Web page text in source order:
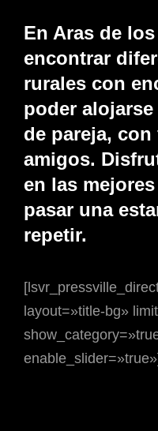
En Aras de
encontrar
rurales con
poder alojarse
de pareja,
amigos.
en las
pasar una
repetir.
layout=»title-bg»